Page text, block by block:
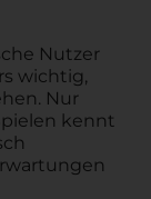
Nutzer
wichtig,
Nur
kennt